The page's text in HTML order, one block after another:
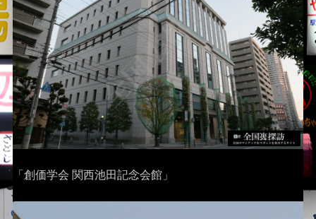
「創価学会 関西池田記念会館」